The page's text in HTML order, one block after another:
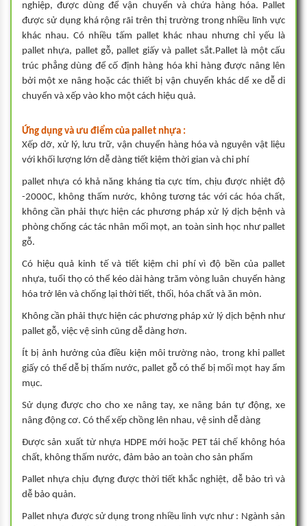
nghiệp, được dùng để vận chuyển và chứa hàng hóa. Pallet
được sử dụng khá rộng rãi trên thị trường trong nhiều lĩnh vực
khác nhau. Có nhiều tấm pallet khác nhau nhưng chỉ yếu là
pallet nhựa, pallet gỗ, pallet giấy và pallet sắt.Pallet là một cấu
trúc phẳng dùng để cố định hàng hóa khi hàng được nâng lên
bởi một xe nâng hoặc các thiết bị vận chuyển khác dể xe dễ di
chuyển và xếp vào kho một cách hiệu quả.
Ứng dụng và ưu điểm của pallet nhựa :
Xếp dỡ, xử lý, lưu trữ, vận chuyển hàng hóa và nguyên vật liệu
với khối lượng lớn dễ dàng tiết kiệm thời gian và chi phí
pallet nhựa có khả năng kháng tia cực tím, chịu được nhiệt độ
-2000C, không thấm nước, không tương tác với các hóa chất,
không cần phải thực hiện các phương pháp xử lý dịch bệnh và
phòng chống các tác nhân mối mọt, an toàn sinh học như pallet
gỗ.
Có hiệu quả kinh tế và tiết kiệm chi phí vì độ bền của pallet
nhựa, tuổi thọ có thể kéo dài hàng trăm vòng luân chuyển hàng
hóa trở lên và chống lại thời tiết, thối, hóa chất và ăn mòn.
Không cần phải thực hiện các phương pháp xử lý dịch bệnh như
pallet gỗ, việc vệ sinh cũng dễ dàng hơn.
Ít bị ảnh hưởng của điều kiện môi trường nào, trong khi pallet
giấy có thể dễ bị thấm nước, pallet gỗ có thể bị mối mọt hay ẩm
mục.
Sử dụng được cho cho xe nâng tay, xe nâng bán tự động, xe
nâng động cơ. Có thể xếp chồng lên nhau, vệ sinh dễ dàng
Được sản xuất từ nhựa HDPE mới hoặc PET tái chế không hóa
chất, không thấm nước, đảm bảo an toàn cho sản phẩm
Pallet nhựa chịu đựng được thời tiết khắc nghiệt, dễ bảo trì và
dễ bảo quản.
Pallet nhựa được sử dụng trong nhiều linh vực như : Ngành sản